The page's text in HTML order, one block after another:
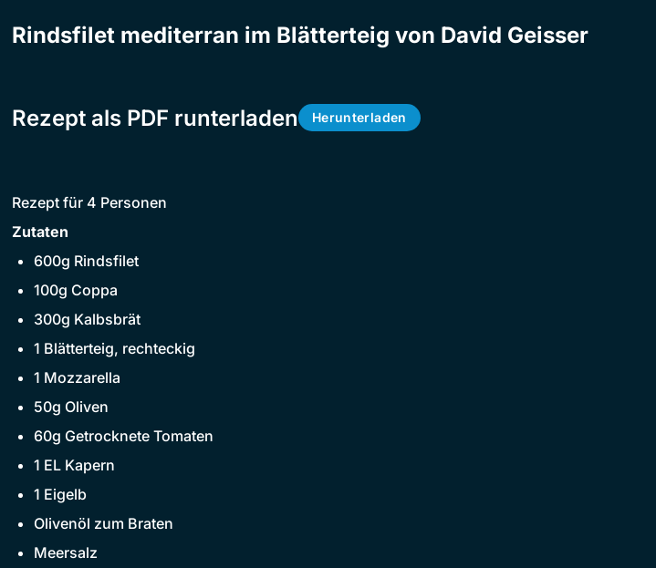
Rindsfilet mediterran im Blätterteig von David Geisser
Rezept als PDF runterladen Herunterladen
Rezept für 4 Personen
Zutaten
600g Rindsfilet
100g Coppa
300g Kalbsbrät
1 Blätterteig, rechteckig
1 Mozzarella
50g Oliven
60g Getrocknete Tomaten
1 EL Kapern
1 Eigelb
Olivenöl zum Braten
Meersalz